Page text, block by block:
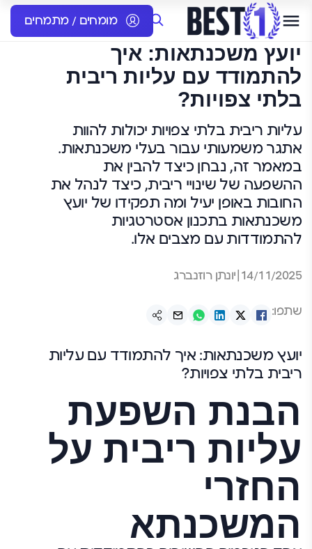
מומחים / מתמחים
יועץ משכנתאות: איך
להתמודד עם עליות ריבית
בלתי צפויות?
עליות ריבית בלתי צפויות יכולות להוות
אתגר משמעותי עבור בעלי משכנתאות.
במאמר זה, נבחן כיצד להבין את
ההשפעה של שינויי ריבית, כיצד לנהל את
החובות באופן יעיל ומה תפקידו של יועץ
משכנתאות בתכנון אסטרטגיות
להתמודדות עם מצבים אלו.
14/11/2025 יונתן רוזנברג
שתפו:
יועץ משכנתאות: איך להתמודד עם עליות
ריבית בלתי צפויות?
הבנת השפעת
עליות ריבית על
החזרי
המשכנתא